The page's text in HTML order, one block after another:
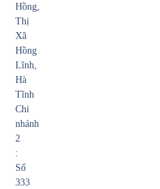
Hồng,
Thị
Xã
Hồng
Lĩnh,
Hà
Tĩnh
Chi
nhánh
2
:
Số
333